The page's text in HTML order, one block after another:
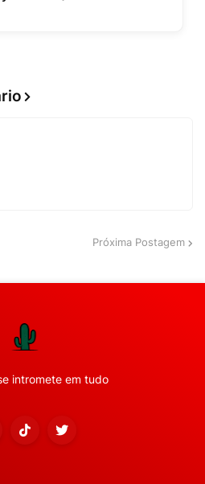
Próxima Postagem
intromete em tudo